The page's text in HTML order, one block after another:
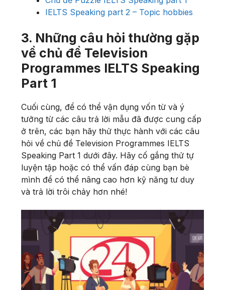
IELTS Speaking part 2 – Topic hobbies
3. Những câu hỏi thường gặp
về chủ đề Television
Programmes IELTS Speaking
Part 1
Cuối cùng, để có thể vận dụng vốn từ và ý
tưởng từ các câu trả lời mẫu đã được cung cấp
ở trên, các bạn hãy thử thực hành với các câu
hỏi về chủ đề Television Programmes IELTS
Speaking Part 1 dưới đây. Hãy cố gắng thử tự
luyện tập hoặc có thể vấn đáp cùng bạn bè
mình để có thể nâng cao hơn kỹ năng tư duy
và trả lời trôi chảy hơn nhé!